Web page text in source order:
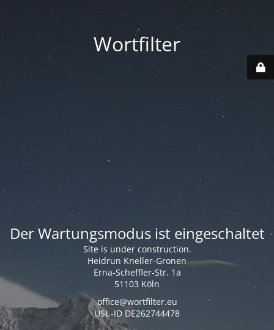
Wortfilter
Der Wartungsmodus ist eingeschaltet
Site is under construction.
Heidrun Kneller-Gronen
Erna-Scheffler-Str. 1a
51103 Köln
office@wortfilter.eu
USt.-ID DE262744478